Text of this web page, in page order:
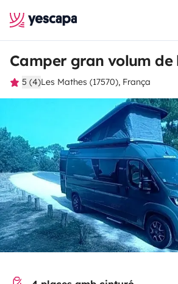
Camper gran volum de
5 (4)Les Mathes (17570), França